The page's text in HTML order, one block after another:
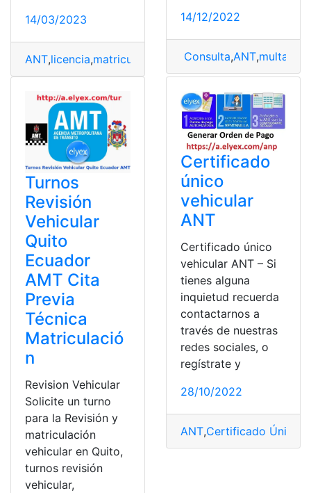
14/03/2023
ANT,licencia,matricula placa,revisión vehícular
14/12/2022
Consulta,ANT,multas
Turnos
Revisión
Vehicular
Quito
Ecuador
AMT Cita
Previa
Técnica
Matriculació
n
Revision Vehicular
Solicite un turno
para la Revisión y
matriculación
vehicular en Quito,
turnos revisión
vehicular,
Certificado
único
vehicular
ANT
Certificado único
vehicular ANT – Si
tienes alguna
inquietud recuerda
contactarnos a
través de nuestras
redes sociales, o
regístrate y
28/10/2022
ANT,Certificado Único